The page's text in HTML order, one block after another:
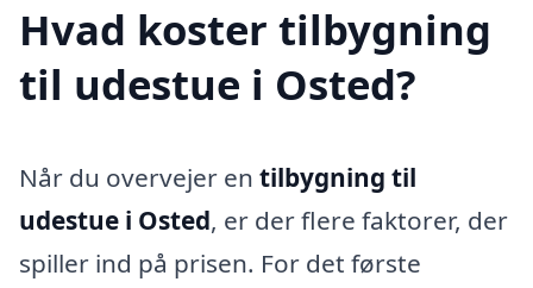
Hvad koster tilbygning
til udestue i Osted?
Når du overvejer en tilbygning til
udestue i Osted, er der flere faktorer, der
spiller ind på prisen. For det første